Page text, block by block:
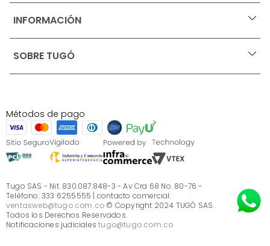
INFORMACIÓN +
Ofertas vigentes
Términos, condiciones y restricciones para productos
S.A.S
Términos, condiciones y restricciones Tugó S.A.S
Instructivo cuidado de muebles
Sé parte de Tugó
¿Quiénes somos?
Servicio al cliente
SOBRE TUGÓ +
¿Quieres vender en Tugó?
Métodos de pago
Tugo SAS - Nit. 830.087.848-3 - Av Cra 68 No. 80-76 -
Teléfono: 333 6255555 | contacto comercial:
ventasweb@tugo.com.co © Copyright 2024 TUGÓ SAS.
Todos los Derechos Reservados.
Notificaciones judicialestugo@tugo.com.co